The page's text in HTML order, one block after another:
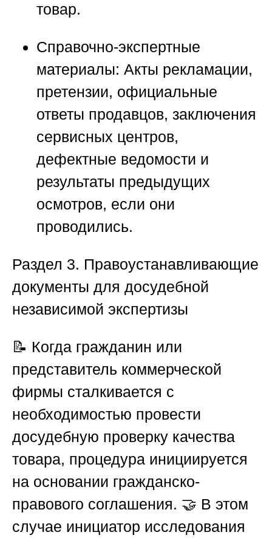
товар.
Справочно-экспертные
материалы: Акты рекламации,
претензии, официальные
ответы продавцов, заключения
сервисных центров,
дефектные ведомости и
результаты предыдущих
осмотров, если они
проводились.
Раздел 3. Правоустанавливающие
документы для досудебной
независимой экспертизы
📝 Когда гражданин или
представитель коммерческой
фирмы сталкивается с
необходимостью провести
досудебную проверку качества
товара, процедура инициируется
на основании гражданско-
правового соглашения. 🤝 В этом
случае инициатор исследования